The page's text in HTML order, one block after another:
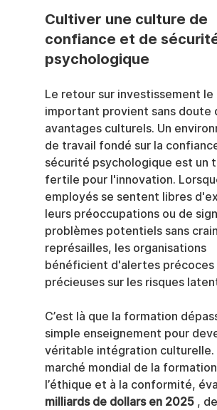
Cultiver une culture de
confiance et de
psychologique
Le retour sur investissement le
important provient sans doute
avantages culturels. Un
de travail fondé sur la
sécurité psychologique est un
fertile pour l'innovation.
employés se sentent libres
leurs préoccupations ou de
problèmes potentiels sans
représailles, les organisations
bénéficient d'alertes précoces
précieuses sur les risques
C’est là que la formation
simple enseignement pour
véritable intégration culturelle.
marché mondial de la
l’éthique et à la conformité,
milliards de dollars en 2025 ,